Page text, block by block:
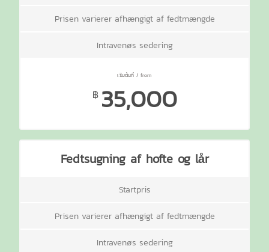
Prisen varierer afhængigt af fedtmængde
Intravenøs sedering
฿ 35,000
Fedtsugning af hofte og lår
Startpris
Prisen varierer afhængigt af fedtmængde
Intravenøs sedering